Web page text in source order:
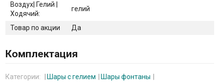
Воздух| Гелий |
Ходячий:
гелий
Товар по акции Да
Комплектация
Категории: Шары с гелием
Шары фонтаны